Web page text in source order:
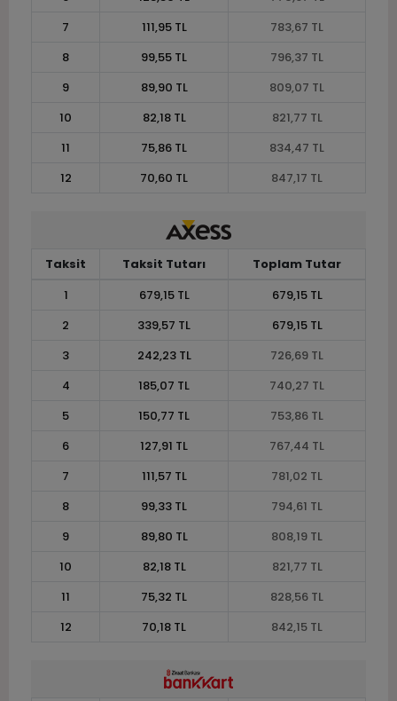
7
111,95 TL
783,67 TL
8
99,55 TL
796,37 TL
9
89,90 TL
809,07 TL
10
82,18 TL
821,77 TL
11
75,86 TL
834,47 TL
12
70,60 TL 847,17 TL
Taksit Taksit Tutarı
Toplam Tutar
1
679,15 TL
679,15 TL
2
339,57 TL
679,15 TL
3
242,23 TL
726,69 TL
4
185,07 TL
740,27 TL
5
150,77 TL
753,86 TL
6
127,91 TL
767,44 TL
7
111,57 TL
781,02 TL
8
99,33 TL
794,61 TL
9
89,80 TL
808,19 TL
10
82,18 TL
821,77 TL
11
75,32 TL
828,56 TL
12
70,18 TL 842,15 TL